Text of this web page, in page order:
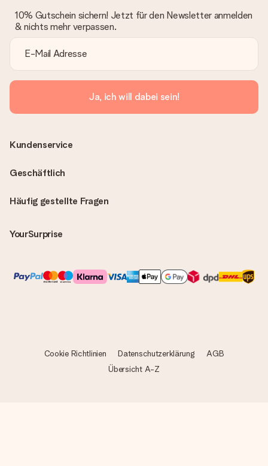
10% Gutschein sichern! Jetzt für den Newsletter anmelden
& nichts mehr verpassen.
Ja, ich will dabei sein!
Häufig gestellte Fragen
YourSurprise
Kundenservice
Geschäftlich
Cookie Richtlinien Datenschutzerklärung
AGB
Übersicht A-Z